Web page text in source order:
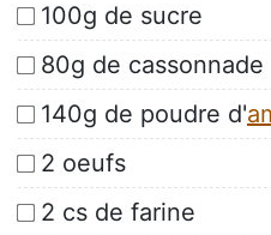
100g de sucre
80g de cassonnade
140g de poudre d'
2 oeufs
2 cs de farine